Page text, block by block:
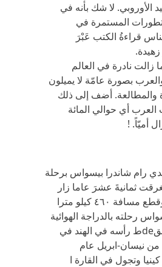
الأوروبي‏. ‬لا شك بأنه في‏
المستمرة في‏
قراءةُ‏ ‬الكتب عَبْرَ‏
زهيدة‏.
زالت نادرة في‏ ‬العالم
بصورة عامّة لا‏ ‬يميلون
ة والمطالعة‏. ‬أضف إلى ذلك
العرب أي‏ ‬حوالي‏ ‬المائة
أميّاً‏. ‬!
‬رام شاندرا بيسواس ‬برحلة‏
ثمانيةَ‏ ‬عشرَ‏ ‬عاما زار
خلا لَها ١٤٨ ‬بلدا‏ ‬وقطع مسافة ‏٤٦٠ ‬كيلو مترا
رحلته بالدراجة الهوائية
من كالك! وتا مسقdeط رأسه في‏ ‬الهند في‏
من نيسان-ابريل عام
كينيا وتجول في‏ ‬القارة ا